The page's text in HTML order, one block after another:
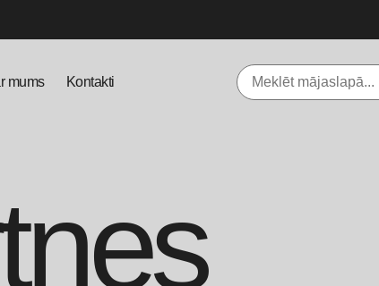
mums Kontakti